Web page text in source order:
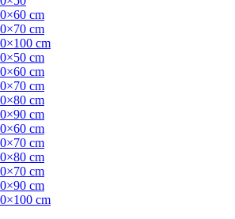
cm
cm
cm
cm
cm
cm
cm
cm
cm
cm
cm
cm
cm
cm